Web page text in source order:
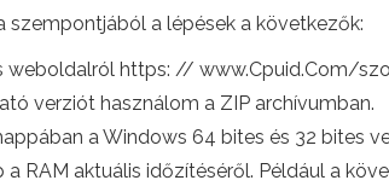
szempontjából a lépések a következők:
weboldalról https: // www.Cpuid.Com/
verziót használom a ZIP archívumban.
a Windows 64 bites és 32 bites
RAM aktuális időzítéséről. Például a